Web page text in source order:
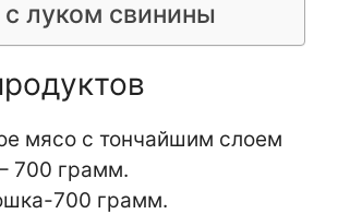
луком свинины
мясо с тончайшим слоем
700 грамм.
700 грамм.